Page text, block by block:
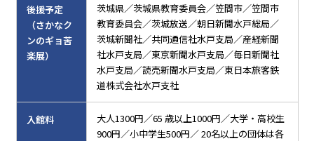
後援予定
（さかなク
ンのギョ苦
楽展）
茨城県／茨城県教育委員会／笠間市／笠間市
教育委員会／茨城放送／朝日新聞水戸総局／
茨城新聞社／共同通信社水戸支局／産経新聞
社水戸支局／東京新聞水戸支局／毎日新聞社
水戸支局／読売新聞水戸支局／東日本旅客鉄
道株式会社水戸支社
入館料
大人1300円／65 歳以上1000円／大学・高校生
900円／小中学生500円／ 20名以上の団体は各